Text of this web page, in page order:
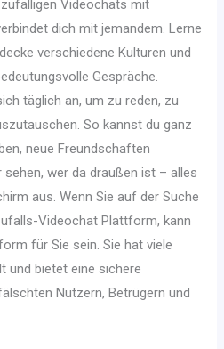
Videochats mit
dich mit jemandem. Lerne
verschiedene Kulturen und
Gespräche.
täglich an, um zu reden, zu
So kannst du ganz
neue Freundschaften
wer da draußen ist – alles
aus. Wenn Sie auf der Suche
Videochat Plattform, kann
für Sie sein. Sie hat viele
und bietet eine sichere
Nutzern, Betrügern und